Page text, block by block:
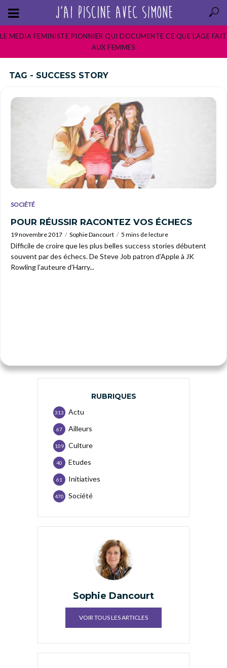
LE MEDIA FEMINISTE PIONNIER QUI DOCUMENTE CE QUE L’AGE FAIT
AUX FEMMES
TAG - SUCCESS STORY
SOCIÉTÉ
POUR RÉUSSIR RACONTEZ VOS ÉCHECS
19 novembre 2017 Sophie Dancourt 5 mins de lecture
Difficile de croire que les plus belles success stories débutent
souvent par des échecs. De Steve Job patron d’Apple à JK
Rowling l’auteure d’Harry...
RUBRIQUES
Actu
313
Ailleurs
67
Culture
109
Etudes
40
Initiatives
61
Société
470
Sophie Dancourt
VOIR TOUS LES ARTICLES